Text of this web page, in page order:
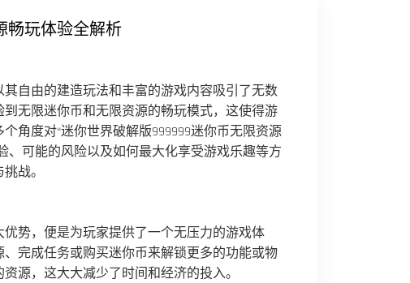
畅玩体验全解析
自由的建造玩法和丰富的游戏内容吸引了无数
无限迷你币和无限资源的畅玩模式，这使得游
角度对“迷你世界破解版999999迷你币无限资源
、可能的风险以及如何最大化享受游戏乐趣等方
战。
势，便是为玩家提供了一个无压力的游戏体
完成任务或购买迷你币来解锁更多的功能或物
源，这大大减少了时间和经济的投入。